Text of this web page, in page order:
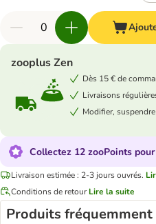
zooplus Zen
Dès 15 € de
Livraisons
Modifier,
Collectez 12 zooPoints
Livraison estimée : 2-3 jours ouvrés.
Conditions de retour Lire la suite
Produits fréquemment